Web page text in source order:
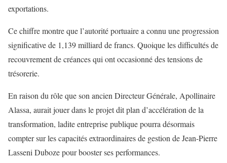
exportations.
Ce chiffre montre que l’autorité portuaire a connu une progression
significative de 1,139 milliard de francs. Quoique les difficultés de
recouvrement de créances qui ont occasionné des tensions de
trésorerie.
En raison du rôle que son ancien Directeur Générale, Apollinaire
Alassa, aurait jouer dans le projet dit plan d’accélération de la
transformation, ladite entreprise publique pourra désormais
compter sur les capacités extraordinaires de gestion de Jean-Pierre
Lasseni Duboze pour booster ses performances.